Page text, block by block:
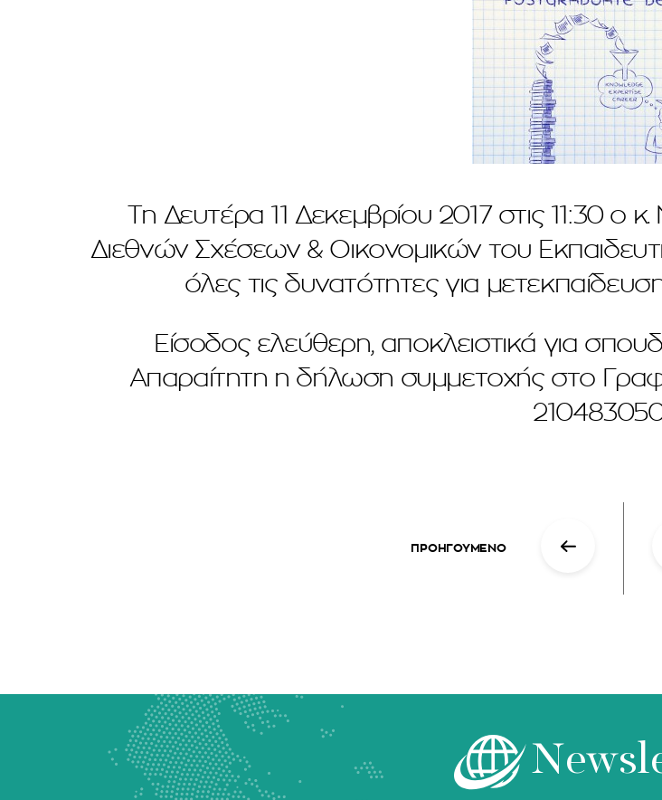
Τη Δευτέρα 11 Δεκεμβρίου 2017 στις 11:30 ο
Διεθνών Σχέσεων & Οικονομικών του
όλες τις δυνατότητες για
Είσοδος ελεύθερη, αποκλειστικά για
Απαραίτητη η δήλωση συμμετοχής στο
ΠΡΟΗΓΟΥΜΕΝΟ